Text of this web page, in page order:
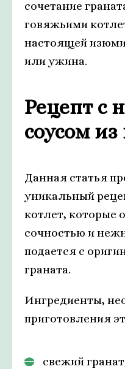
сочетание
говяжьими
настоящей
или ужина.
Рецепт с
соусом из
Данная статья
уникальный
котлет, которые
сочностью и
подается с
граната.
Ингредиенты,
приготовления
свежий